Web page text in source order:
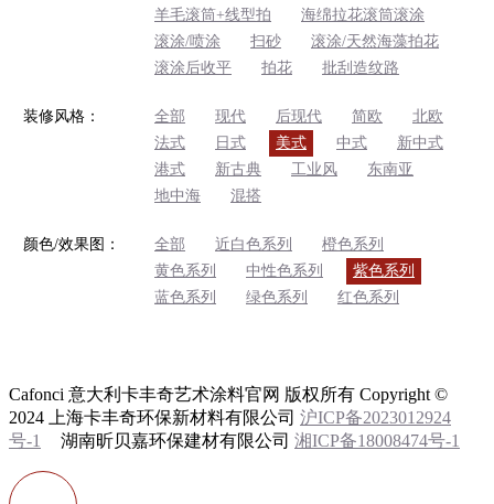
羊毛滚筒+线型拍
海绵拉花滚筒滚涂
滚涂/喷涂
扫砂
滚涂/天然海藻拍花
滚涂后收平
拍花 批刮造纹路
装修风格： 全部 现代 后现代 简欧
北欧
法式
日式 美式 中式
新中式
港式
新古典 工业风
东南亚
地中海
混搭
颜色/效果图： 全部 近白色系列
橙色系列
黄色系列
中性色系列
紫色系列
蓝色系列
绿色系列 红色系列
Cafonci 意大利卡丰奇艺术涂料官网 版权所有 Copyright ©
2024 上海卡丰奇环保新材料有限公司 沪ICP备2023012924
号-1
湖南昕贝嘉环保建材有限公司 湘ICP备18008474号-1